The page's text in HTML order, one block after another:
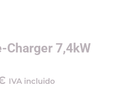
Charger 7,4kW
IVA incluido